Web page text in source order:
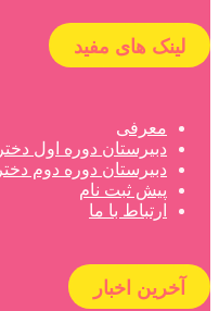
لینک های مفید
معرفی
دبیرستان دوره اول
دبیرستان دوره دوم
پیش ثبت نام
ارتباط با ما
آخرین اخبار